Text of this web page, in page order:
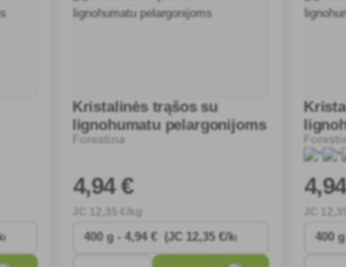
Kristalinės trąšos su
lignohumatu pelargonijoms
Forestina
4,94 €
12 ,35 €/kg
4
12